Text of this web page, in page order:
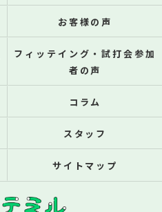
お客様の声
フィッテイング・試打会参加
者の声
コラム
スタッフ
サイトマップ